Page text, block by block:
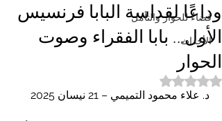
فضاءٌ للحوار والتأمل
الأحداث
وداعًا لقداسة البابا فرنسيس
الأول… بابا الفقراء وصوت
الحوار
تم التقييم بـ ليس رقمًا من أصل 5 نجوم.
د. علاء محمود التميمي – 21 نيسان 2025